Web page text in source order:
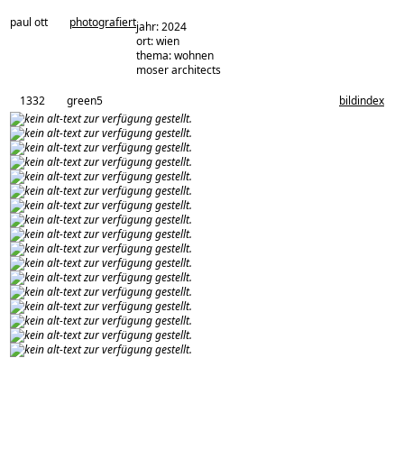
paul ott photografiertjahr: 2024
ort: wien
thema: wohnen
architekturbüro:
moser architects
1332 green5 bildindex